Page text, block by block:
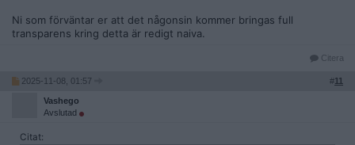
Ni som förväntar er att det någonsin kommer bringas full
transparens kring detta är redigt naiva.
Citera
2025-11-08, 01:57 #11
Vashego
Avslutad
Citat: